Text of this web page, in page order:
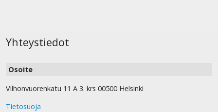
Yhteystiedot
Osoite
Vilhonvuorenkatu 11 A 3. krs 00500 Helsinki
Tietosuoja